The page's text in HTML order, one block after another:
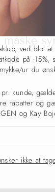
ved blot
på -
ur du
kunde,
rabatter og
og Kay
ikke at